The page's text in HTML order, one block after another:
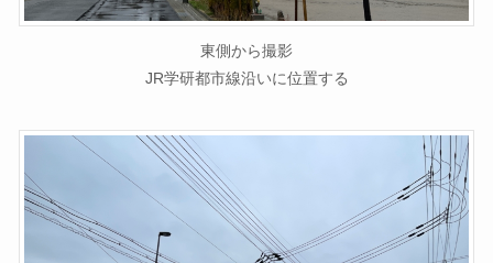
東側から撮影
JR学研都市線沿いに位置する